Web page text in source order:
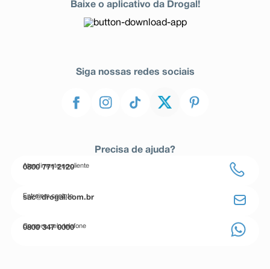
Baixe o aplicativo da Drogal!
Siga nossas redes sociais
Precisa de ajuda?
Atendimento ao cliente
0800 771 2120
Entre em contato
sac@drogal.com.br
Compre pelo telefone
0800 347 0000